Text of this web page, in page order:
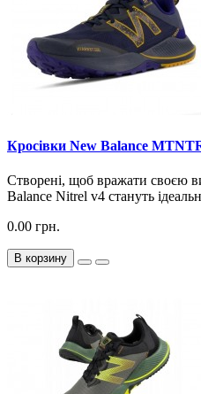
Кросiвки New Balance
Створені, щоб вражати своєю
Balance Nitrel v4 стануть
0.00 грн.
В корзину